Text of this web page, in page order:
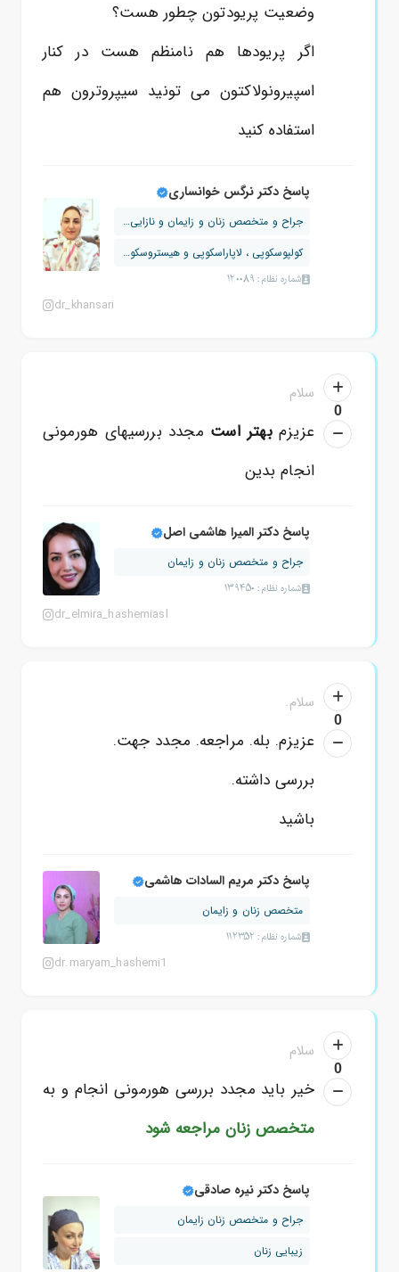
وضعیت پریودتون چطور هست؟
اگر پریودها هم نامنظم هست در کنار
اسپیرونولاکتون می تونید سیپروترون هم
استفاده کنید
پاسخ دکتر نرگس خوانساری
جراح و متخصص زنان و زایمان و نازایی ،...
کولپوسکوپی ، لاپاراسکوپی و هیستروسکوپی
شماره نظام: 120089
dr_khansari
0
سلام
عزیزمبهتر است مجدد بررسیهای هورمونی
انجام بدین
پاسخ دکتر المیرا هاشمی اصل
جراح و متخصص زنان و زایمان
شماره نظام: 139450
dr_elmira_hashemiasl
0
سلام.
عزیزم. بله. مراجعه. مجدد جهت.
بررسی داشته.
باشید
پاسخ دکتر مریم السادات هاشمی
متخصص زنان و زایمان
شماره نظام: 112352
dr.maryam_hashemi1
0
سلام
خیر باید مجدد بررسی هورمونی انجام و به
متخصص زنان مراجعه شود
پاسخ دکتر نیره صادقی
جراح و متخصص زنان زایمان
زیبایی زنان